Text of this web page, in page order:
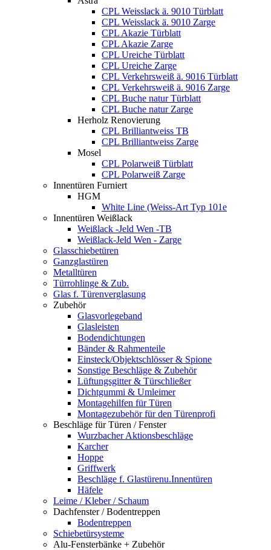
CPL Weisslack ä. 9010 Türblatt
CPL Weisslack ä. 9010 Zarge
CPL Akazie Türblatt
CPL Akazie Zarge
CPL Ureiche Türblatt
CPL Ureiche Zarge
CPL Verkehrsweiß ä. 9016 Türblatt
CPL Verkehrsweiß ä. 9016 Zarge
CPL Buche natur Türblatt
CPL Buche natur Zarge
Herholz Renovierung
CPL Brilliantweiss TB
CPL Brilliantweiss Zarge
Mosel
CPL Polarweiß Türblatt
CPL Polarweiß Zarge
Innentüren Furniert
HGM
White Line (Weiss-Art Typ 101e
Innentüren Weißlack
Weißlack -Jeld Wen -TB
Weißlack-Jeld Wen - Zarge
Glasschiebetüren
Ganzglastüren
Metalltüren
Türrohlinge & Zub.
Glas f. Türenverglasung
Zubehör
Glasvorlegeband
Glasleisten
Bodendichtungen
Bänder & Rahmenteile
Einsteck/Objektschlösser & Spione
Sonstige Beschläge & Zubehör
Lüftungsgitter & Türschließer
Dichtgummi & Umleimer
Montagehilfen für Türen
Montagezubehör für den Türenprofi
Beschläge für Türen / Fenster
Wurzbacher Aktionsbeschläge
Karcher
Hoppe
Griffwerk
Beschläge f. Glastürenu.Innentüren
Häfele
Leime / Kleber / Schaum
Dachfenster / Bodentreppen
Bodentreppen
Schiebetürsysteme
Alu-Fensterbänke + Zubehör